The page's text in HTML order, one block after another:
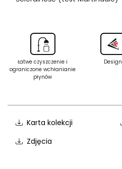
Łatwe czyszczenie i
ograniczone wchłanianie
płynów
Design
Karta kolekcji
Zdjęcia